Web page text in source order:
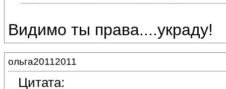
Видимо ты права....украду!
ольга20112011
Цитата: